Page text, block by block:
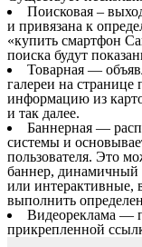
Поисковая –
и привязана к
«купить смартфон
поиска будут
Товарная —
галереи на
информацию из
и так далее.
Баннерная —
системы и
пользователя. Это
баннер,
или интерактивные,
выполнить
Видеореклама —
прикрепленной